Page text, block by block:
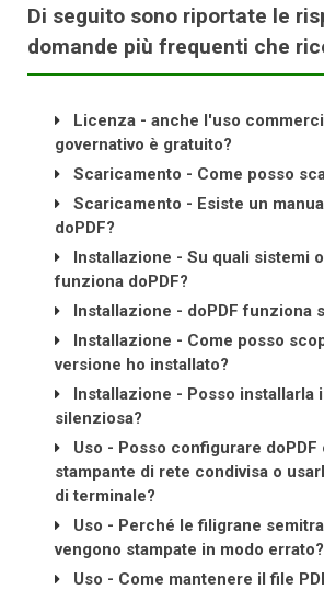
Di seguito sono riportate le
domande più frequenti che
Licenza - anche l'uso
governativo è gratuito?
Scaricamento - Come posso
Scaricamento - Esiste un
doPDF?
Installazione - Su quali sistemi
funziona doPDF?
Installazione - doPDF funziona
Installazione - Come posso
versione ho installato?
Installazione - Posso installarla
silenziosa?
Uso - Posso configurare doPDF
stampante di rete condivisa o
di terminale?
Uso - Perché le filigrane
vengono stampate in modo errato?
Uso - Come mantenere il file